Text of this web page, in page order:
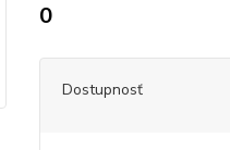
0
Dostupnosť